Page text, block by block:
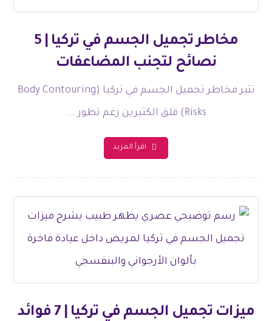
مخاطر تجميل الجسم في تركيا | 5
نصائح لتجنب المضاعفات
تثير مخاطر تجميل الجسم في تركيا (Body Contouring
Risks) قلق الكثيرين رغم تطور ...
اقرأ المزيد
ميزات تجميل الجسم في تركيا | 7 فوائد